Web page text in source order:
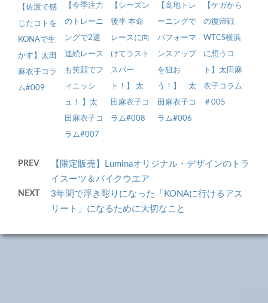
【佐渡で感
じたコトを
KONAで生
かす】太田
麻衣子コラ
ム#009
【今季注力
のトレーニ
ングで2週
連続レース
も笑顔でフ
ィニッシ
ュ！ 】太
田麻衣子コ
ラム#007
【シーズン
後半 本命
レースに向
けてラスト
スパー
ト！】 太
田麻衣子コ
ラム#008
【高地トレ
ーニングで
パフォーマ
ンスアップ
を狙お
う！】 太
田麻衣子コ
ラム#006
【ケガから
の復帰戦
WTCS横浜
に想うコ
ト】太田麻
衣子コラム
＃005
PREV
【限定販売】Luminaオリジナル・デザインのトラ
イスーツ＆バイクウエア
NEXT
3年間で浮き彫りになった「KONAに行けるアス
リート」になるために大切なこと